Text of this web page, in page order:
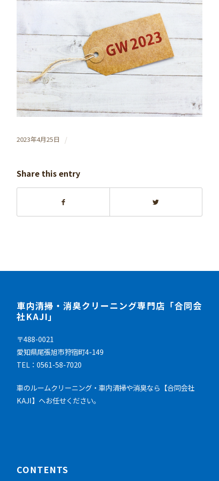
2023年4月25日 /
Share this entry
車内清掃・消臭クリーニング専門店「合同会
社KAJI」
〒488-0021
愛知県尾張旭市狩宿町4-149
TEL：0561-58-7020
車のルームクリーニング・車内清掃や消臭なら【合同会社
KAJI】へお任せください。
CONTENTS